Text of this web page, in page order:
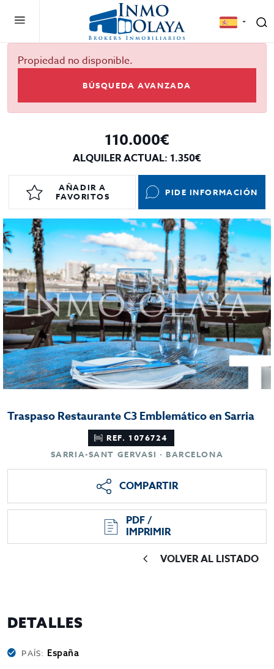
Propiedad no disponible.
BÚSQUEDA AVANZADA
110.000€
ALQUILER ACTUAL: 1.350€
AÑADIR A
FAVORITOS
PIDE INFORMACIÓN
Traspaso Restaurante C3 Emblemático en Sarria
REF. 1076724
SARRIA-SANT GERVASI · BARCELONA
COMPARTIR
PDF /
IMPRIMIR
VOLVER AL LISTADO
DETALLES
PAÍS: España